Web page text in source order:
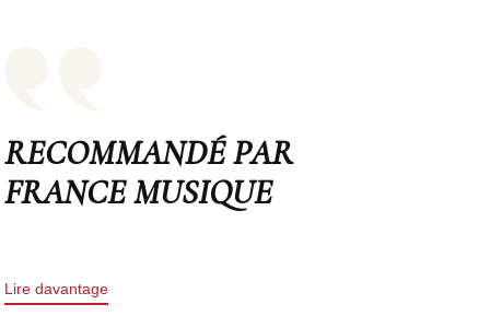
RECOMMANDÉ PAR
FRANCE MUSIQUE
Lire davantage